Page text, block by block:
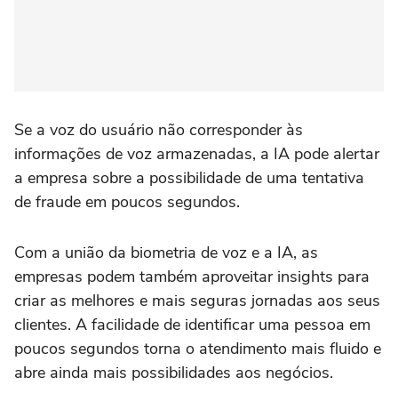
Se a voz do usuário não corresponder às
informações de voz armazenadas, a IA pode alertar
a empresa sobre a possibilidade de uma tentativa
de fraude em poucos segundos.
Com a união da biometria de voz e a IA, as
empresas podem também aproveitar insights para
criar as melhores e mais seguras jornadas aos seus
clientes. A facilidade de identificar uma pessoa em
poucos segundos torna o atendimento mais fluido e
abre ainda mais possibilidades aos negócios.